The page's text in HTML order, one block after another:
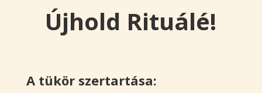
Újhold Rituálé!
A tükör szertartása: